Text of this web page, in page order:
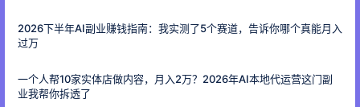
2026下半年AI副业赚钱指南：我实测了5个赛道，告诉你哪个真能月入
过万
一个人帮10家实体店做内容，月入2万？2026年AI本地代运营这门副
业我帮你拆透了